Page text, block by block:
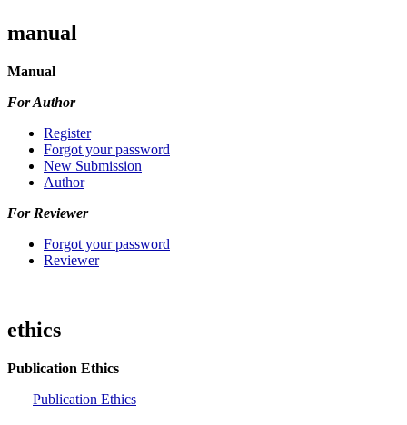
manual
Manual
For Author
Register
Forgot your password
New Submission
Author
For Reviewer
Forgot your password
Reviewer
ethics
Publication Ethics
Publication Ethics